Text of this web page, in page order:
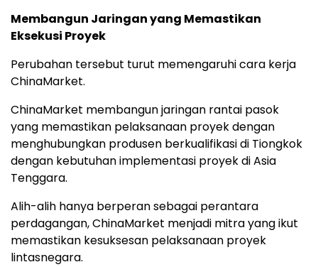
Membangun Jaringan yang Memastikan
Eksekusi Proyek
Perubahan tersebut turut memengaruhi cara kerja
ChinaMarket.
ChinaMarket membangun jaringan rantai pasok
yang memastikan pelaksanaan proyek dengan
menghubungkan produsen berkualifikasi di Tiongkok
dengan kebutuhan implementasi proyek di Asia
Tenggara.
Alih-alih hanya berperan sebagai perantara
perdagangan, ChinaMarket menjadi mitra yang ikut
memastikan kesuksesan pelaksanaan proyek
lintasnegara.